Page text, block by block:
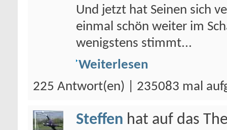
Und jetzt hat Seinen sich
einmal schön weiter im
wenigstens stimmt...
Weiterlesen
225 Antwort(en) | 235083 mal
Steffen hat auf das